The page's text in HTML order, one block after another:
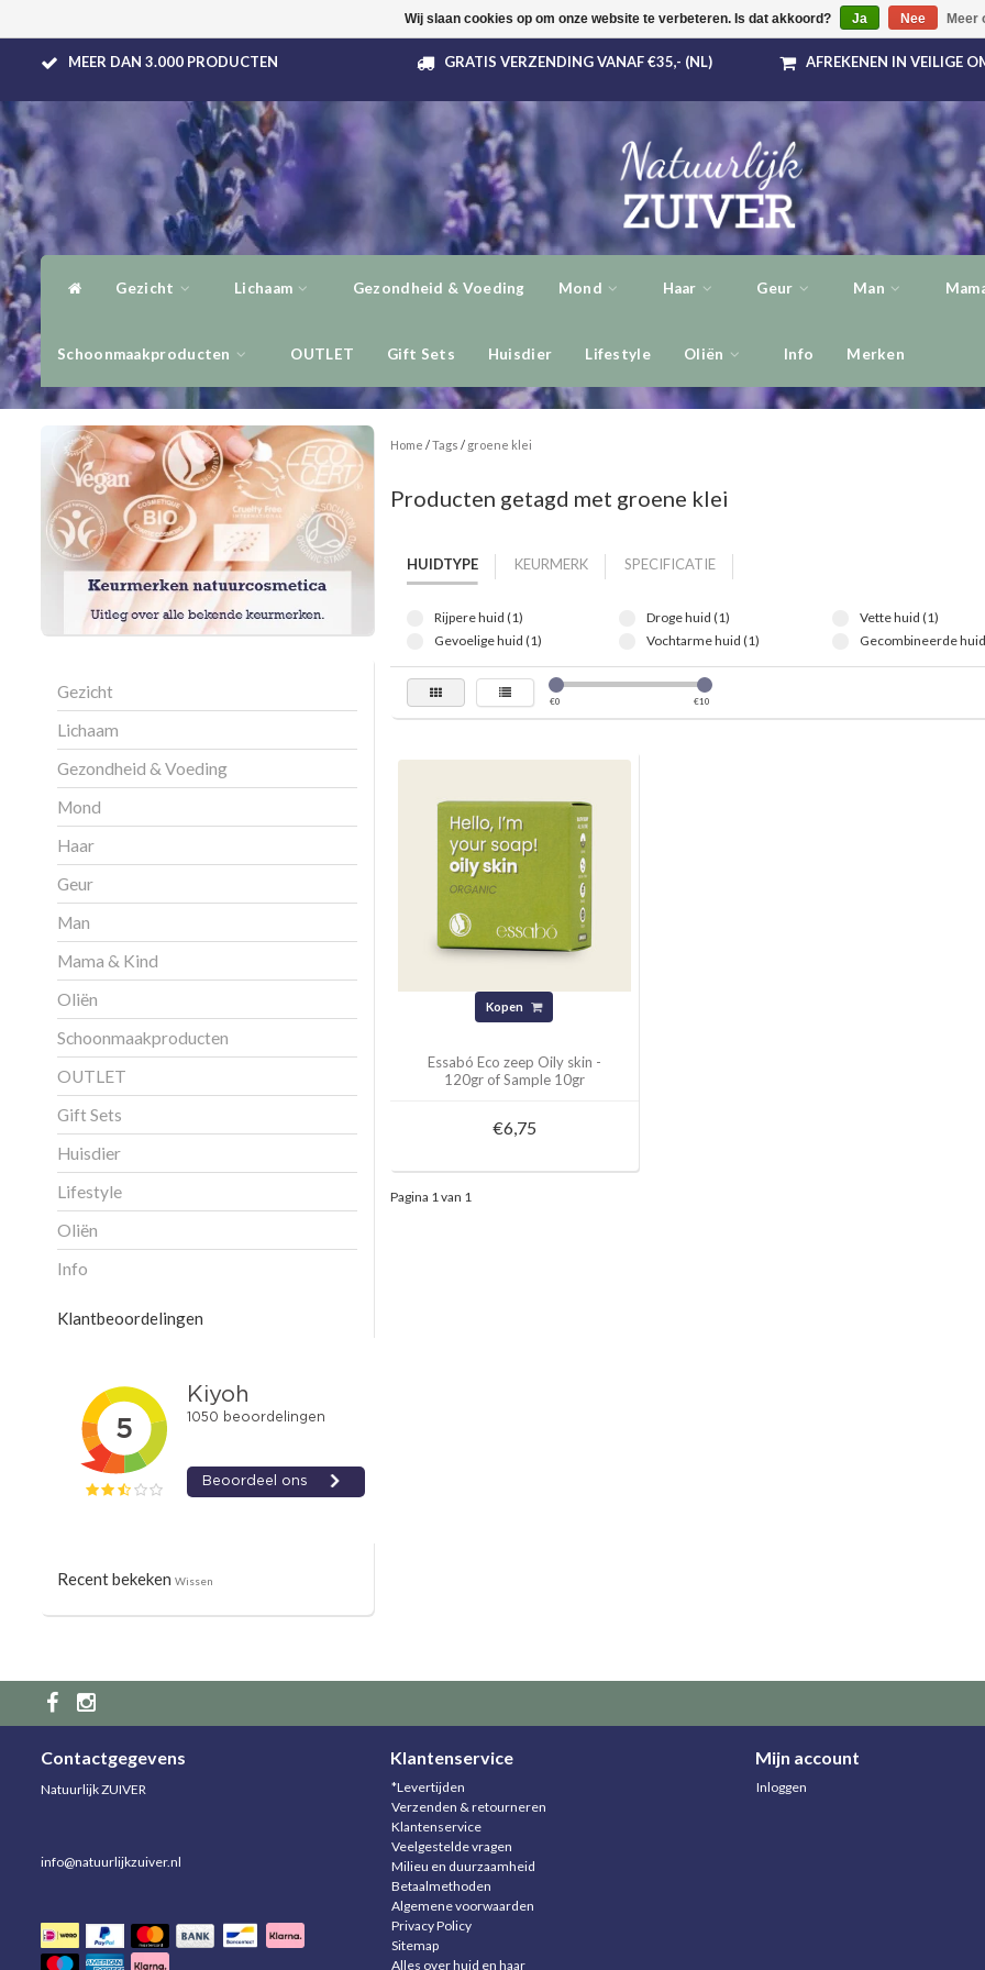
MEER DAN 3.000 PRODUCTEN GRATIS VERZENDING VANAF €35,- (NL) AFREKENEN IN VEILIGE
Gezicht Lichaam Gezondheid & Voeding Mond Haar Geur Man
Schoonmaakproducten OUTLET Gift Sets Huisdier Lifestyle Oliën Info Merken
Gezicht
Lichaam
Gezondheid & Voeding
Mond
Haar
Geur
Man
Mama & Kind
Oliën
Schoonmaakproducten
OUTLET
Gift Sets
Huisdier
Lifestyle
Oliën
Info
Klantbeoordelingen
Recent bekeken Wissen
Home /Tags / groene klei
Producten getagd met groene klei
HUIDTYPE KEURMERK SPECIFICATIE
Rijpere huid (1)
Gevoelige huid (1)
Droge huid (1)
Vochtarme huid (1)
Vette huid (1)
Gecombineerde
€0 €10
Kopen
Essabó Eco zeep Oily skin -
120gr of Sample 10gr
€6,75
Pagina 1 van 1
Contactgegevens
Natuurlijk ZUIVER
info@natuurlijkzuiver.nl
Klantenservice
*Levertijden
Verzenden & retourneren
Klantenservice
Veelgestelde vragen
Milieu en duurzaamheid
Betaalmethoden
Algemene voorwaarden
Privacy Policy
Sitemap
Alles over huid en haar
Mijn account
Inloggen
Wij slaan cookies op om onze website te verbeteren. Is dat akkoord? Ja Nee Meer